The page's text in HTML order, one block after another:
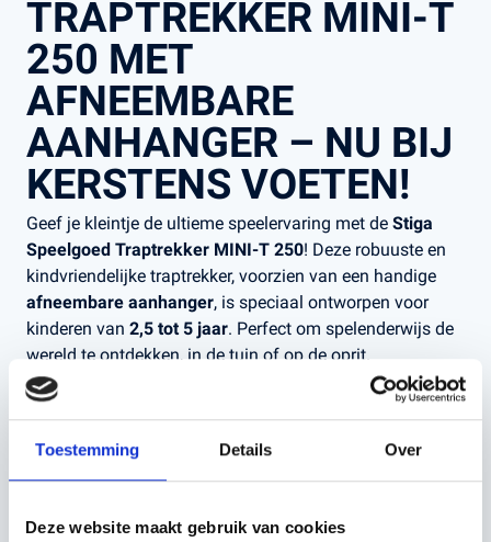
Toestemming Details Over
Deze website maakt gebruik van cookies
TRAPTREKKER MINI-T
250 MET
AFNEEMBARE
AANHANGER – NU BIJ
KERSTENS VOETEN!
Geef je kleintje de ultieme speelervaring met de Stiga
Speelgoed Traptrekker MINI-T 250! Deze robuuste en
kindvriendelijke traptrekker, voorzien van een handige
afneembare aanhanger, is speciaal ontworpen voor
kinderen van 2,5 tot 5 jaar. Perfect om spelenderwijs de
wereld te ontdekken, in de tuin of op de oprit.
WAAROM KIEZEN VOOR DE
STIGA MINI-T 250?
Speciaal voor de jongsten: Ideaal voor kinderen van
Pedalaandrijving: Zorgt voor urenlang speelplezier